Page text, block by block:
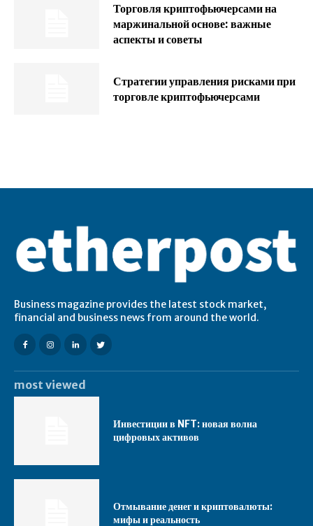
Торговля криптофьючерсами на
маржинальной основе: важные
аспекты и советы
Стратегии управления рисками при
торговле криптофьючерсами
Business magazine provides the latest stock market,
financial and business news from around the world.
most viewed
Инвестиции в NFT: новая волна
цифровых активов
Отмывание денег и криптовалюты:
мифы и реальность